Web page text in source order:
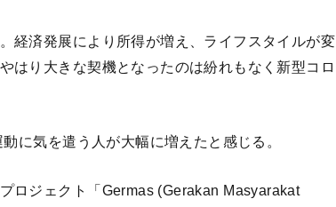
経済発展により所得が増え、ライフスタイルが変
はり大きな契機となったのは紛れもなく新型コロ
に気を遣う人が大幅に増えたと感じる。
ロジェクト「Germas (Gerakan Masyarakat